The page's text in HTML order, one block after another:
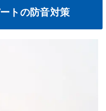
トの防音対策